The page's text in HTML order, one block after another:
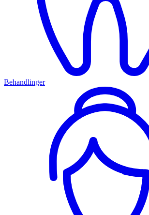
Behandlinger